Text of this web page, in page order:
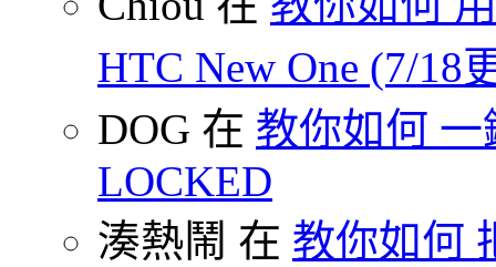
HTC New One (7/18
DOG 在 教你如何 一
LOCKED
湊熱鬧 在 教你如何